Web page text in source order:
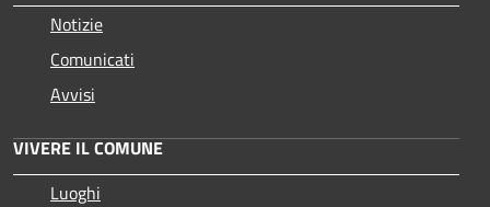
Notizie
Comunicati
Avvisi
VIVERE IL COMUNE
Luoghi